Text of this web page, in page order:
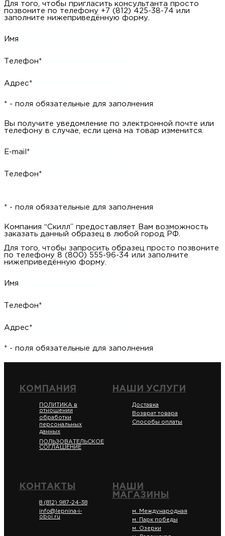
Для того, чтобы пригласить консультанта просто
позвоните по телефону +7 (812) 425-38-74 или
заполните нижеприведённую форму.
Имя
Телефон*
Адрес*
* - поля обязательные для заполнения
Вы получите уведомление по электронной почте или
телефону в случае, если цена на товар изменится.
E-mail*
Телефон*
* - поля обязательные для заполнения
Компания “Скилл” предоставляет Вам возможность
заказать данный образец в любой город РФ.
Для того, чтобы запросить образец просто позвоните
по телефону 8 (800) 555-96-34 или заполните
нижеприведённую форму.
Имя
Телефон*
Адрес*
* - поля обязательные для заполнения
КОМПАНИЯ
ПОЛИТИКА в
отношении
обработки
персональных
данных
ПОЛЬЗОВАТЕЛЬСКОЕ
СОГЛАШЕНИЕ
НАШИ УСЛУГИ
Доставка
Возврат товара
Способы оплаты
КОНТАКТЫ
8 (812) 987-24-38
info@lepnina-i-
oboi.ru
НАШИ
МАГАЗИНЫ
м. Международная
м. Парк победы
м. Озерки